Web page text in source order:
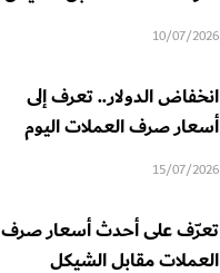
10/07/2026
انخفاض الدولار.. تعرف إلى
أسعار صرف العملات اليوم
15/07/2026
تعرّف على أحدث أسعار صرف
العملات مقابل الشيكل